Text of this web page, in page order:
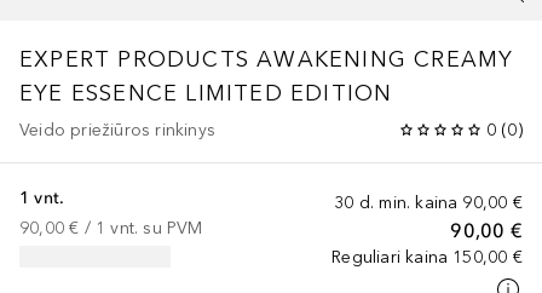
EXPERT PRODUCTS AWAKENING CREAMY
EYE ESSENCE LIMITED EDITION
Veido priežiūros rinkinys 0 (0)
30 d. min. kaina 90,00 €
90,00 €
Reguliari kaina 150,00 €
1 vnt.
90,00 € / 1 vnt. su PVM